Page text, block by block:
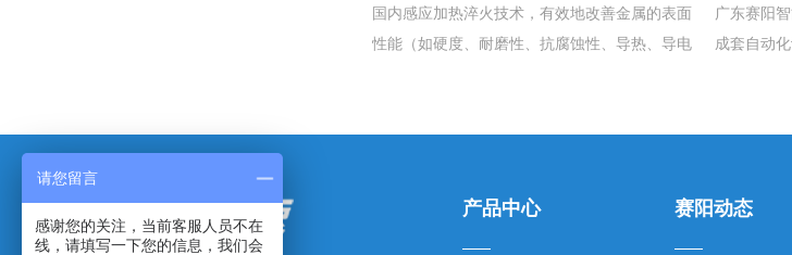
国内感应加热淬火技术，有效地改善金属的表面
性能（如硬度、耐磨性、抗腐蚀性、导热、导电
广东赛阳
成套自动
产品中心 赛阳动态
请您留言
感谢您的关注，当前客服人员不在
线，请填写一下您的信息，我们会